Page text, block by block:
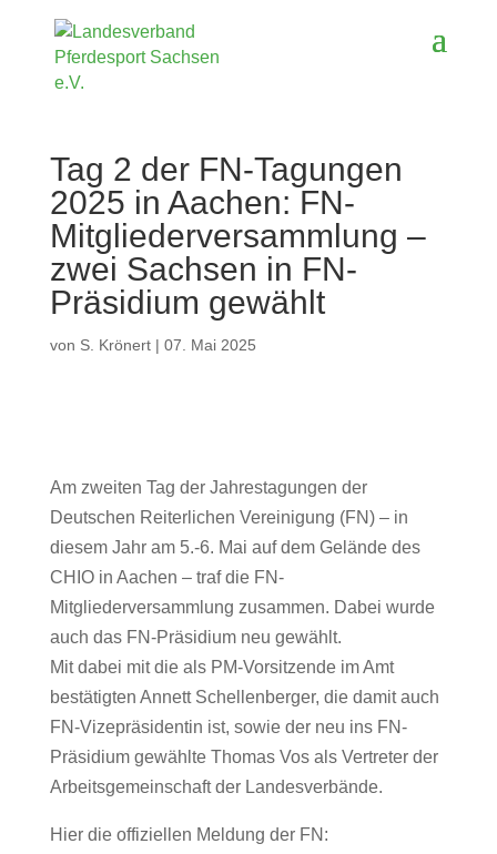
Tag 2 der FN-Tagungen
2025 in Aachen: FN-
Mitgliederversammlung –
zwei Sachsen in FN-
Präsidium gewählt
von S. Krönert| 07. Mai 2025
Am zweiten Tag der Jahrestagungen der
Deutschen Reiterlichen Vereinigung (FN) – in
diesem Jahr am 5.-6. Mai auf dem Gelände des
CHIO in Aachen – traf die FN-
Mitgliederversammlung zusammen. Dabei wurde
auch das FN-Präsidium neu gewählt.
Mit dabei mit die als PM-Vorsitzende im Amt
bestätigten Annett Schellenberger, die damit auch
FN-Vizepräsidentin ist, sowie der neu ins FN-
Präsidium gewählte Thomas Vos als Vertreter der
Arbeitsgemeinschaft der Landesverbände.
Hier die offiziellen Meldung der FN: